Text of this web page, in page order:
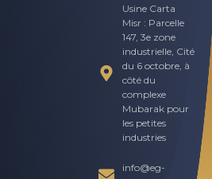
Usine Carta
Misr : Parcelle
147, 3e zone
industrielle, Cité
du 6 octobre, à
côté du
complexe
Mubarak pour
les petites
industries
info@eg-